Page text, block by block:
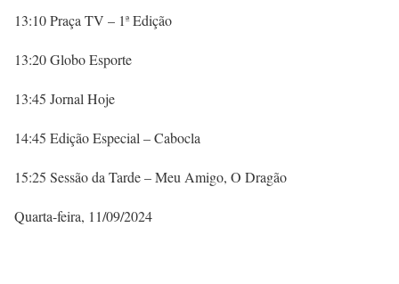
13:10 Praça TV – 1ª Edição
13:20 Globo Esporte
13:45 Jornal Hoje
14:45 Edição Especial – Cabocla
15:25 Sessão da Tarde – Meu Amigo, O Dragão
Quarta-feira, 11/09/2024